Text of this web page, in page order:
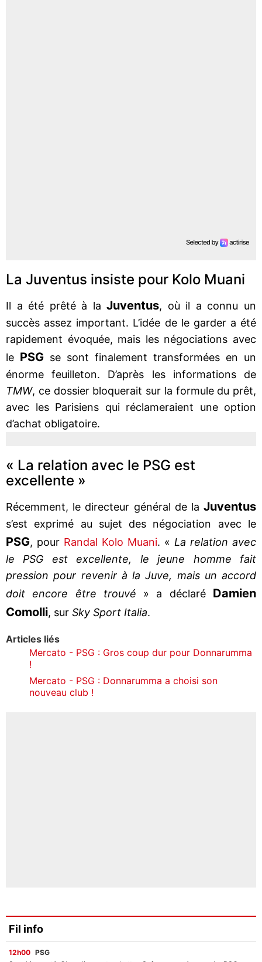
La Juventus insiste pour Kolo Muani
Il a été prêté à laJuventus, où il a connu un
succès assez important. L’idée de le garder a été
rapidement évoquée, mais les négociations avec
le PSG se sont finalement transformées en un
énorme feuilleton. D’après les informations de
TMW, ce dossier bloquerait sur la formule du prêt,
avec les Parisiens qui réclameraient une option
d’achat obligatoire.
« La relation avec le PSG est
excellente »
Récemment, le directeur général de la Juventus
s’est exprimé au sujet des négociation avec le
PSG, pour Randal Kolo Muani. « La relation avec
le PSG est excellente, le jeune homme fait
pression pour revenir à la Juve, mais un accord
doit encore être trouvé » a déclaré Damien
Comolli, sur Sky Sport Italia.
Articles liés
Mercato - PSG : Gros coup dur pour Donnarumma
!
Mercato - PSG : Donnarumma a choisi son
nouveau club !
Fil info
12h00 PSG